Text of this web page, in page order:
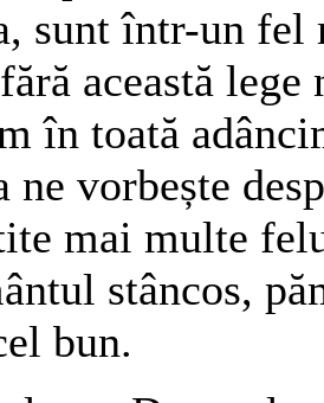
sunt într-un fel
această
în toată
ne vorbește
mai multe
stâncos,
bun.